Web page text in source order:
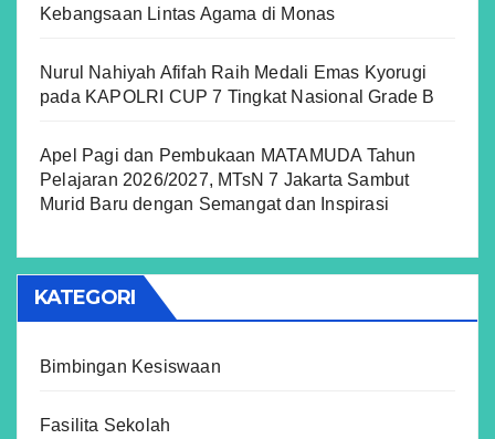
Kebangsaan Lintas Agama di Monas
Nurul Nahiyah Afifah Raih Medali Emas Kyorugi
pada KAPOLRI CUP 7 Tingkat Nasional Grade B
Apel Pagi dan Pembukaan MATAMUDA Tahun
Pelajaran 2026/2027, MTsN 7 Jakarta Sambut
Murid Baru dengan Semangat dan Inspirasi
KATEGORI
Bimbingan Kesiswaan
Fasilita Sekolah